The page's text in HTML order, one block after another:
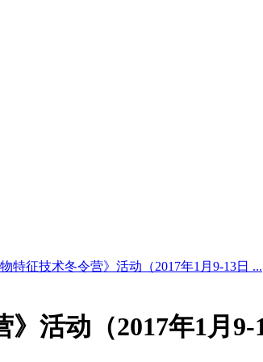
特征技术冬令营》活动（2017年1月9-13日 ...
活动（2017年1月9-